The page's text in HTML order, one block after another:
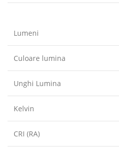
Lumeni
Culoare lumina
Unghi Lumina
Kelvin
CRI (RA)